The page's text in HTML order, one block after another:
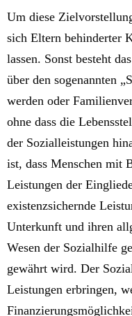
Um diese
sich Eltern behinderter
lassen. Sonst besteht
über den sogenannten
werden oder
ohne dass die
der Sozialleistungen
ist, dass Menschen mit
Leistungen der
existenzsichernde
Unterkunft und ihren
Wesen der Sozialhilfe
gewährt wird. Der
Leistungen erbringen,